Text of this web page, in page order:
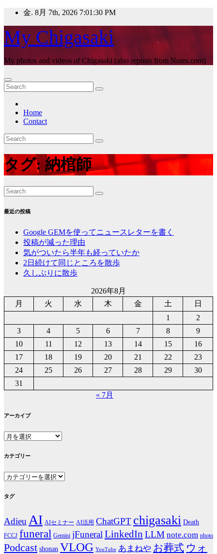
Skip
金. 8月 7th, 2026 7:01:31 PM
My Chigasaki
My photos and videos of Chigasaki (also reposts from Notes.com)
Home
Contact
タグ: 納棺師
最近の投稿
Google GEMを使ってニュースレターを書く
投稿が減った理由
気がついたら半年も経っていたか
2日続けて同じところを散歩
久しぶりに散歩
2026年8月
月
火 水 木 金 土
日
1
2
3
4 5 6 7 8
9
10
11 12 13 14 15
16
17
18 19 20 21 22
23
24
25 26 27 28 29
30
31
« 7月
アーカイブ
ア
カ
ブ
カテゴリー
カ
ゴ
ー
タグ
Adieu AI AIセミナー AI活用 ChatGPT chigasaki Death
FCCJ funeral Gemini jFuneral LinkedIn LLM note.com photo
Podcast shonan VLOG YouTube あまねや お葬式 ウォ